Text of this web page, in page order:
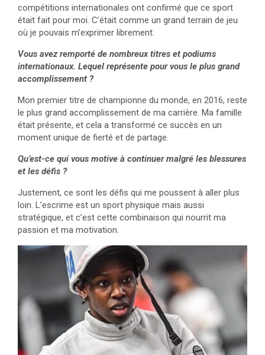
compétitions internationales ont confirmé que ce sport
était fait pour moi. C’était comme un grand terrain de jeu
où je pouvais m’exprimer librement.
Vous avez remporté de nombreux titres et podiums
internationaux. Lequel représente pour vous le plus grand
accomplissement ?
Mon premier titre de championne du monde, en 2016, reste
le plus grand accomplissement de ma carrière. Ma famille
était présente, et cela a transformé ce succès en un
moment unique de fierté et de partage.
Qu’est-ce qui vous motive à continuer malgré les blessures
et les défis ?
Justement, ce sont les défis qui me poussent à aller plus
loin. L’escrime est un sport physique mais aussi
stratégique, et c’est cette combinaison qui nourrit ma
passion et ma motivation.